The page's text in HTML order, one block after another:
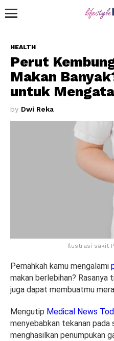
HEALTH
Perut
Makan
untuk
by Dwi Reka
Ilustrasi sakit
Pernahkah kamu mengalami
makan berlebihan? Rasanya
juga dapat membuatmu
Mengutip Medical News
menyebabkan tekanan pada
menghasilkan penumpukan